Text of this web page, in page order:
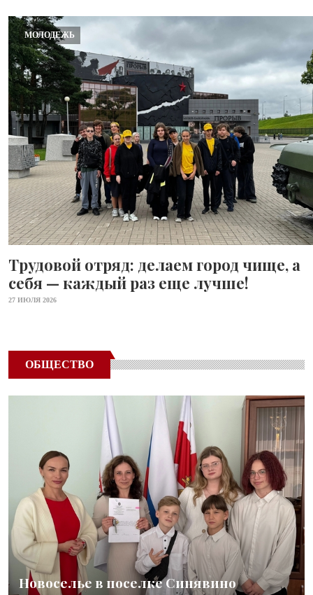
МОЛОДЕЖЬ
Трудовой отряд: делаем город чище, а
себя — каждый раз еще лучше!
27 ИЮЛЯ 2026
ОБЩЕСТВО
Новоселье в поселке Синявино